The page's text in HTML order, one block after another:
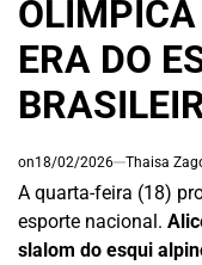
ERA DO
on18/02/2026 Thaisa
A quarta-feira (18)
esporte nacional.
slalom do esqui